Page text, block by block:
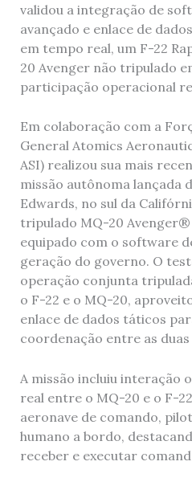
validou a integração de
avançado e enlace de
em tempo real, um F-22
20 Avenger não tripulado
participação operacional
Em colaboração com a
General Atomics
ASI) realizou sua mais
missão autônoma lançada
Edwards, no sul da
tripulado MQ-20 Avenger®
equipado com o software
geração do governo. O
operação conjunta
o F-22 e o MQ-20,
enlace de dados táticos
coordenação entre as
A missão incluiu interação
real entre o MQ-20 e o F-
aeronave de comando,
humano a bordo,
receber e executar